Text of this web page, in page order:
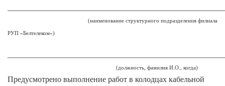
(наименование структурного подразделения филиала
РУП «Белтелеком»)
(должность, фамилия И.О., когда)
Предусмотрено выполнение работ в колодцах кабельной